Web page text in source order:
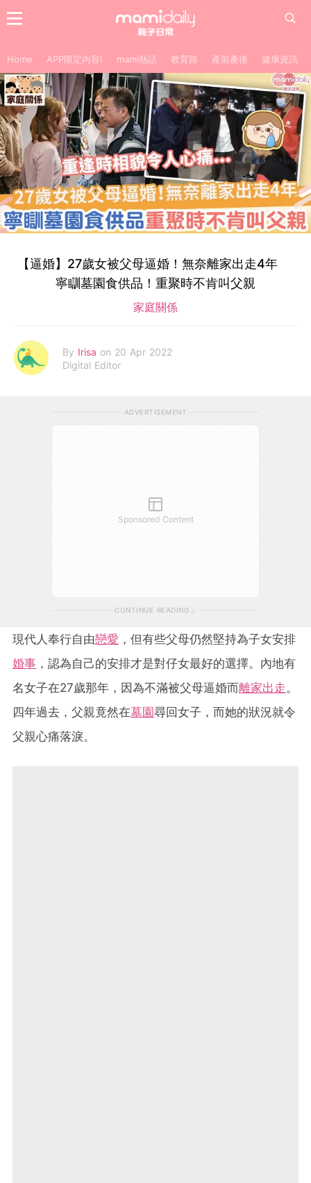
Home APP限定內容! mami熱話 教育路 產前產後 健康資訊
【逼婚】27歲女被父母逼婚！無奈離家出走4年
寧瞓墓園食供品！重聚時不肯叫父親
家庭關係
By Irisa on 20 Apr 2022
Digital Editor
ADVERTISEMENT
Sponsored Content
CONTINUE READING
現代人奉行自由戀愛 ，但有些父母仍然堅持為子女安排
婚事 ，認為自己的安排才是對仔女最好的選擇。內地有
名女子在27歲那年，因為不滿被父母逼婚而離家出走。
四年過去，父親竟然在墓園尋回女子，而她的狀況就令
父親心痛落淚。